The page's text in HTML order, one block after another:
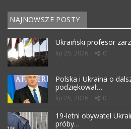
NAJNOWSZE POSTY
Ukraiński profesor
lip 25, 2026 0
Polska i Ukraina o
podziękował…
lip 25, 2026 0
19-letni obywatel
próby…